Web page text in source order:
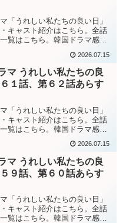
「うれしい私たちの良い日」
キャスト紹介はこちら。全話
覧はこちら。韓国ドラマ感想
たちの良い日」第６３話あらす
エと公園で会った誕生日のあ
が交通事故で亡...
2026.07.15
マ うれしい私たちの良
１話、第６２話あらす
「うれしい私たちの良い日」
キャスト紹介はこちら。全話
覧はこちら。韓国ドラマ感想
たちの良い日」第６１話あらす
が娘ヨンスンだったことに気
に居ながらも気...
2026.07.15
マ うれしい私たちの良
９話、第６０話あらす
「うれしい私たちの良い日」
キャスト紹介はこちら。全話
覧はこちら。韓国ドラマ感想